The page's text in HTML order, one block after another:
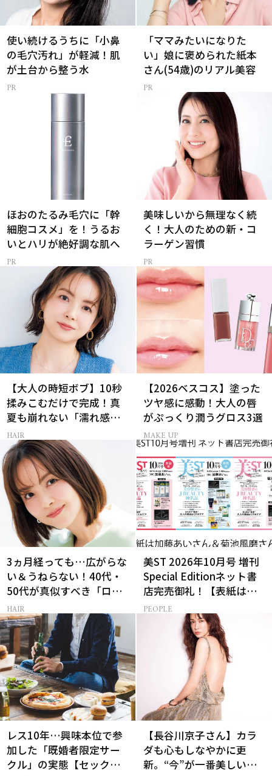
使い続けるうちに「小鼻
の毛穴汚れ」が軽減！肌
が土台から整う水
「ママみたいになりた
い」娘に褒められた紙本
さん(54歳)のリアル美容
ほおのたるみ毛穴に「幹
細胞コスメ」を！うるお
いとハリが絶好調な肌へ
美味しいから無理なく続
く！大人のための新・コ
ラーゲン習慣
【大人の時短ボブ】10秒
揉みこむだけで完成！真
夏も崩れない「濡れ感ハ
ンサムヘア」
HAIR
【2026ベスコス】塗った
ツヤ感に感動！大人の唇
がぷっくり潤うグロス3選
MAKE UP
3ヵ月経っても…広がらな
い＆うねらない！40代・
50代が真似すべき「ロー
レイヤーボブ」
HAIR
美ST 2026年10月号 増刊
Special Editionネット書
店完売御礼！【表紙は加
藤あいさん＆菊池風磨さ
PEOPLE
レス10年…興味本位で参
加した「既婚者限定サー
クル」の実態【セックス
【長谷川京子さん】カラ
ダも心もしなやかに更
新。“今”が一番美しい